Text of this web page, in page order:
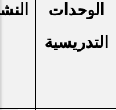
الوحدات
التدريسية